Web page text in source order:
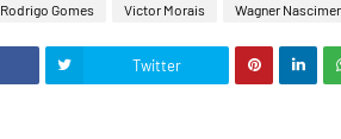
Rodrigo Gomes Victor Morais Wagner
Twitter